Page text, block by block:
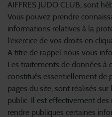
AIFFRES JUDO CLUB, sont
Vous pouvez prendre
informations relatives à la
l’exercice de vos droits en
A titre de rappel nous vous
Les traitements de données à
constitués essentiellement de
pages du site, sont réalisés
public. Il est effectivement
rendre publiques certaines